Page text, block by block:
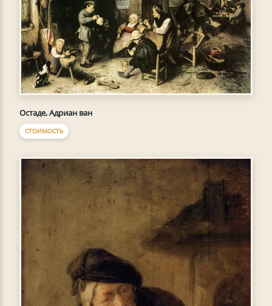
Остаде, Адриан ван
СТОИМОСТЬ